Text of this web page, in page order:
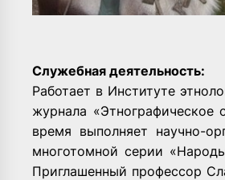
Служебная деятельность:
Работает в Институте
журнала «Этнографическое
время выполняет научно­-
многотомной серии
Приглашенный профессор